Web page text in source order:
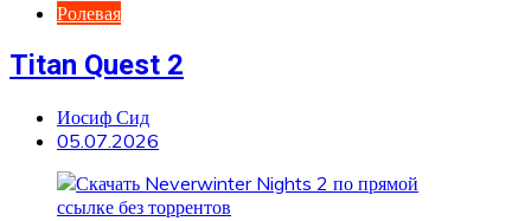
Ролевая
Titan Quest 2
Иосиф Сид
05.07.2026